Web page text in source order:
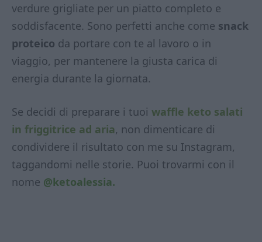
verdure grigliate per un piatto completo e
soddisfacente. Sono perfetti anche come snack
proteico da portare con te al lavoro o in
viaggio, per mantenere la giusta carica di
energia durante la giornata.
Se decidi di preparare i tuoi waffle keto salati
in friggitrice ad aria, non dimenticare di
condividere il risultato con me su Instagram,
taggandomi nelle storie. Puoi trovarmi con il
nome @ketoalessia.